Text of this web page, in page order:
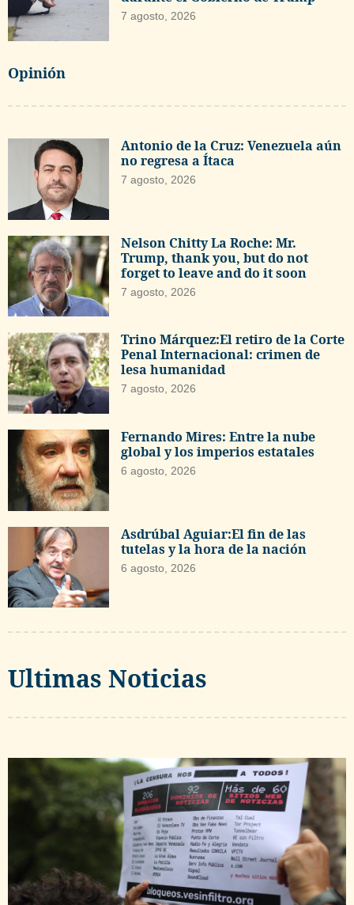
7 agosto, 2026
Opinión
Antonio de la Cruz: Venezuela aún
no regresa a Ítaca
7 agosto, 2026
Nelson Chitty La Roche: Mr.
Trump, thank you, but do not
forget to leave and do it soon
7 agosto, 2026
Trino Márquez:El retiro de la Corte
Penal Internacional: crimen de
lesa humanidad
7 agosto, 2026
Fernando Mires: Entre la nube
global y los imperios estatales
6 agosto, 2026
Asdrúbal Aguiar:El fin de las
tutelas y la hora de la nación
6 agosto, 2026
Ultimas Noticias